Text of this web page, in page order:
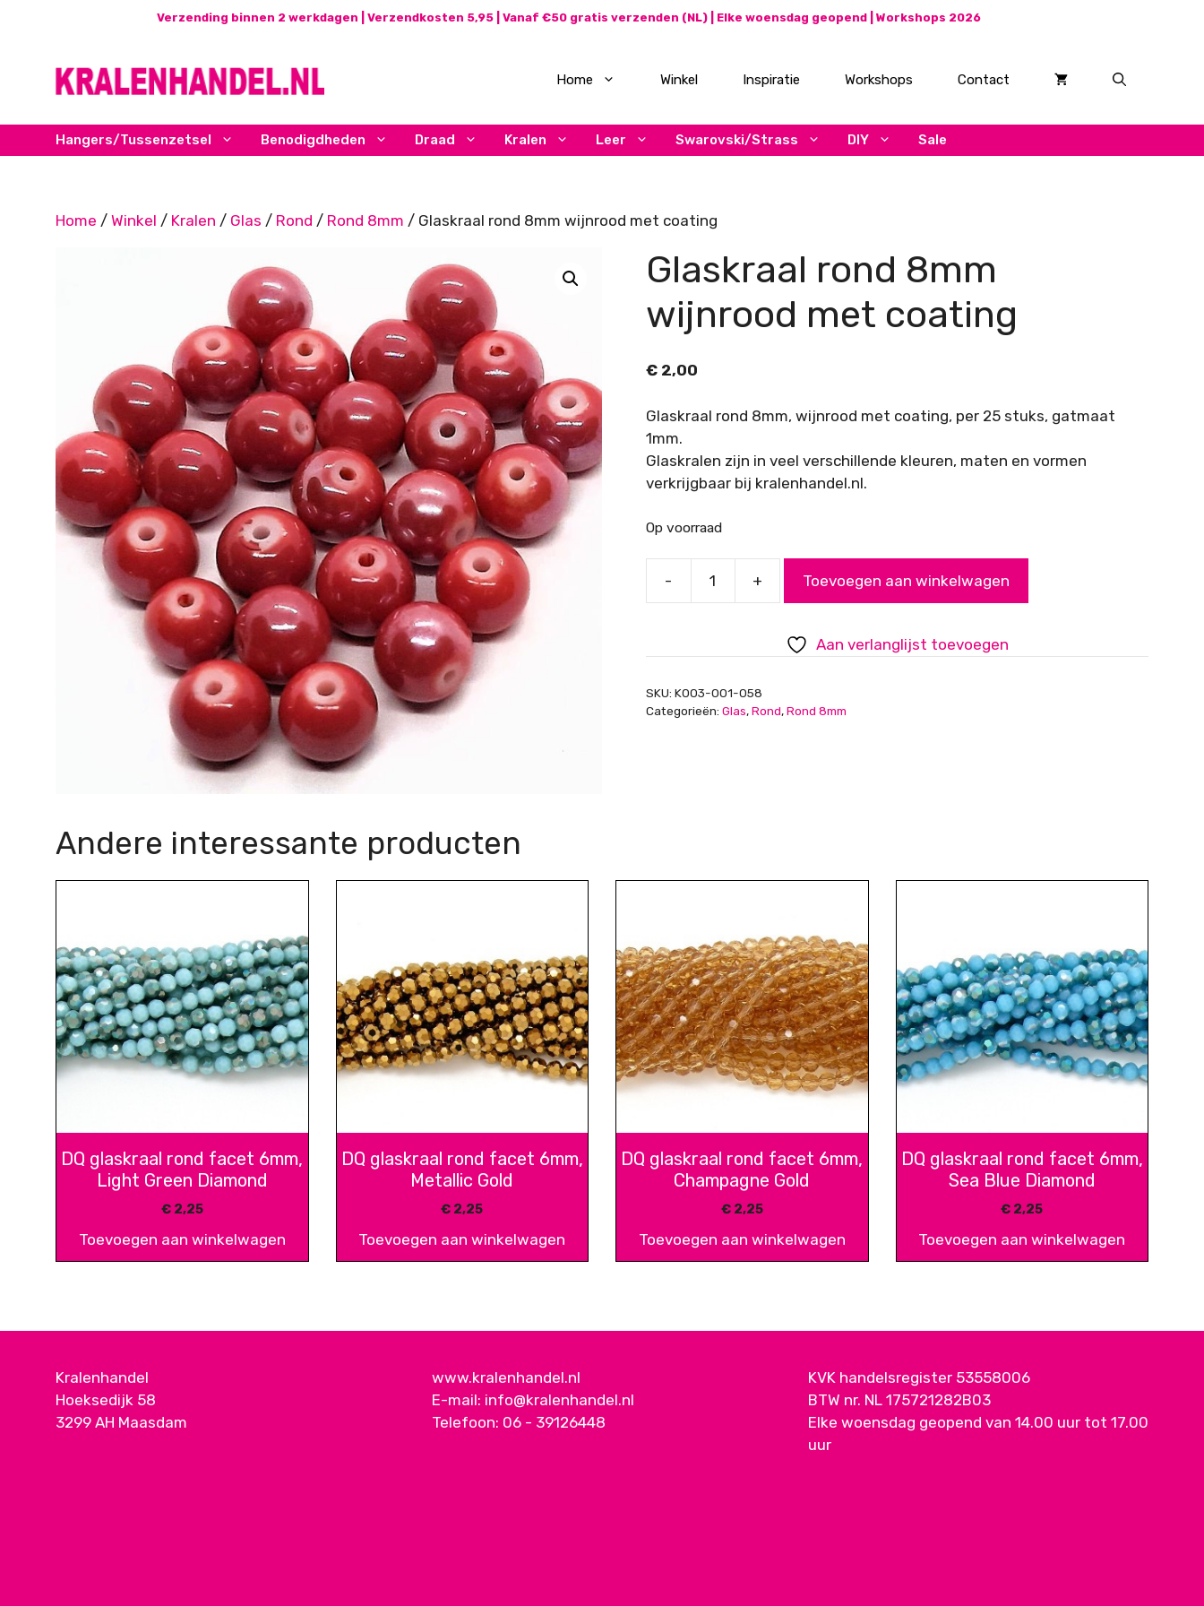
Verzending binnen 2 werkdagen | Verzendkosten 5,95 | Vanaf €50 gratis verzenden (NL) | Elke woensdag geopend | Workshops 2026
Home Winkel Inspiratie Workshops Contact
Hangers/Tussenzetsel Benodigdheden Draad Kralen Leer Swarovski/Strass DIY Sale
Home / Winkel / Kralen / Glas / Rond / Rond 8mm / Glaskraal rond 8mm wijnrood met coating
Glaskraal rond 8mm
wijnrood met coating
€2,00
Glaskraal rond 8mm, wijnrood met coating, per 25 stuks, gatmaat
1mm.
Glaskralen zijn in veel verschillende kleuren, maten en vormen
verkrijgbaar bij kralenhandel.nl.
Op voorraad
-
wijnrood
coating
+ Toevoegen aan winkelwagen
Aan verlanglijst toevoegen
SKU: K003-001-058
Categorieën: Glas,Rond,Rond 8mm
Andere interessante producten
DQ glaskraal rond facet 6mm,
Light Green Diamond
€2,25
Toevoegen aan winkelwagen
DQ glaskraal rond facet 6mm,
Metallic Gold
€ 2,25
Toevoegen aan winkelwagen
DQ glaskraal rond facet 6mm,
Champagne Gold
€2,25
Toevoegen aan winkelwagen
DQ glaskraal rond facet 6mm,
Sea Blue Diamond
€ 2,25
Toevoegen aan winkelwagen
Kralenhandel
Hoeksedijk 58
3299 AH Maasdam
www.kralenhandel.nl
E-mail: info@kralenhandel.nl
Telefoon: 06 - 39126448
KVK handelsregister 53558006
BTW nr. NL 175721282B03
Elke woensdag geopend van 14.00 uur tot 17.00
uur